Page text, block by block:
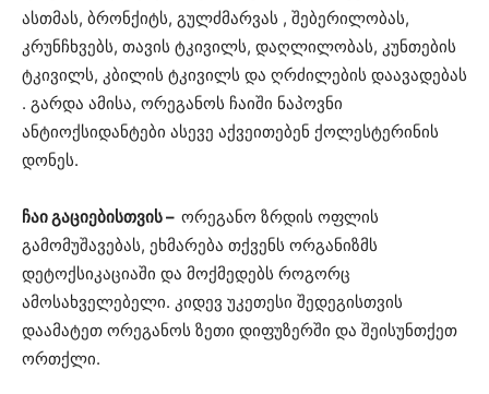
ასთმას, ბრონქიტს, გულძმარვას , შებერილობას,
კრუნჩხვებს, თავის ტკივილს, დაღლილობას, კუნთების
ტკივილს, კბილის ტკივილს და ღრძილების დაავადებას
. გარდა ამისა, ორეგანოს ჩაიში ნაპოვნი
ანტიოქსიდანტები ასევე აქვეითებენ ქოლესტერინის
დონეს.
ჩაი გაციებისთვის – ორეგანო ზრდის ოფლის
გამომუშავებას, ეხმარება თქვენს ორგანიზმს
დეტოქსიკაციაში და მოქმედებს როგორც
ამოსახველებელი. კიდევ უკეთესი შედეგისთვის
დაამატეთ ორეგანოს ზეთი დიფუზერში და შეისუნთქეთ
ორთქლი.